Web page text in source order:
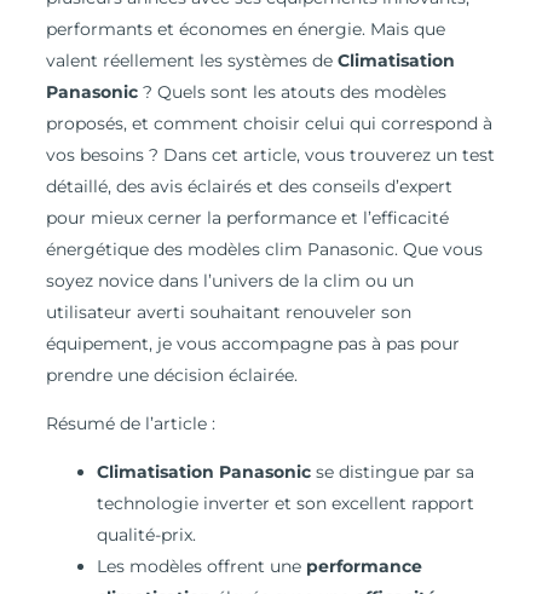
performants et économes en énergie. Mais que
valent réellement les systèmes de Climatisation
Panasonic? Quels sont les atouts des modèles
proposés, et comment choisir celui qui correspond à
vos besoins ? Dans cet article, vous trouverez un test
détaillé, des avis éclairés et des conseils d’expert
pour mieux cerner la performance et l’efficacité
énergétique des modèles clim Panasonic. Que vous
soyez novice dans l’univers de la clim ou un
utilisateur averti souhaitant renouveler son
équipement, je vous accompagne pas à pas pour
prendre une décision éclairée.
Résumé de l’article :
Climatisation Panasonicse distingue par sa
technologie inverter et son excellent rapport
qualité-prix.
Les modèles offrent une performance